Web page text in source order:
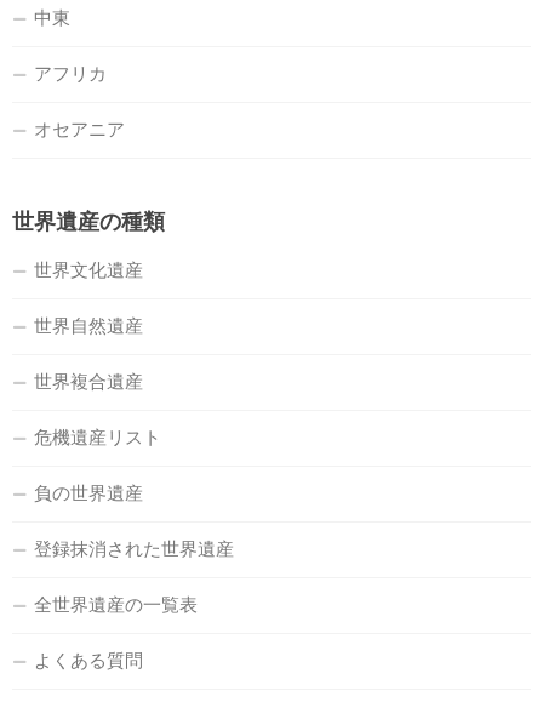
中東
アフリカ
オセアニア
世界遺産の種類
世界文化遺産
世界自然遺産
世界複合遺産
危機遺産リスト
負の世界遺産
登録抹消された世界遺産
全世界遺産の一覧表
よくある質問